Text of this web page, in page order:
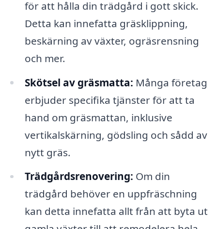
för att hålla din trädgård i gott skick.
Detta kan innefatta gräsklippning,
beskärning av växter, ogräsrensning
och mer.
Skötsel av gräsmatta: Många företag
erbjuder specifika tjänster för att ta
hand om gräsmattan, inklusive
vertikalskärning, gödsling och sådd av
nytt gräs.
Trädgårdsrenovering: Om din
trädgård behöver en uppfräschning
kan detta innefatta allt från att byta ut